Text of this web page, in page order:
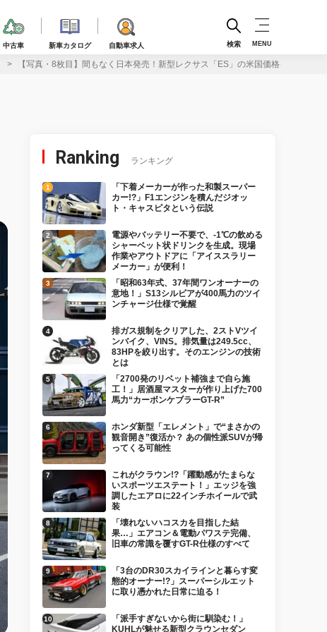
中古車 新車カタログ 自動車求人 検索 MENU
【写真・8枚目】間もなく日本発売！新型レクサス「ES」の米国価格発表！EV
Ranking ランキング
「下着メーカーが作った和製スーパー
カー!?」F1エンジンを積んだジオッ
ト・キャスピタという伝説
電源やバッテリー不要で、-1℃の飲める
シャーベット状ドリンクを生成。現場
作業やアウトドアに「アイススラリー
メーカー」が便利！
「昭和63年式、37年間ワンオーナーの
意地！」S13シルビアが400馬力のツイ
ンチャージ仕様で覚醒
排ガス規制をクリアした、2ストVツイ
ンバイク、VINS。排気量は249.5cc、
83HPを絞り出す。そのエンジンの技術
とは
「2700発のリベット補強まで自ら施
工！」居酒屋マスターが作り上げた700
馬力“カーボンケブラーGT-R”
ホンダ新型「エレメント」で“まさかの
観音開き”復活か？ あの個性派SUVが帰
ってくる可能性
これがクラウン!?「躍動感がたまらな
いスポーツエステート！」エッジを強
調したエアロに22インチホイールで武
装
「壊れないハコスカを目指した結
果…」エアコン＆電動パワステ完備、
旧車の常識を覆すGT-R仕様のすべて
「3台のDR30スカイラインと暮らす変
態的オーナー!?」スーパーシルエット
に取り憑かれた日常に迫る！
「派手すぎないから街に馴染む！」
KUHLが魅せる新型クラウンセダン